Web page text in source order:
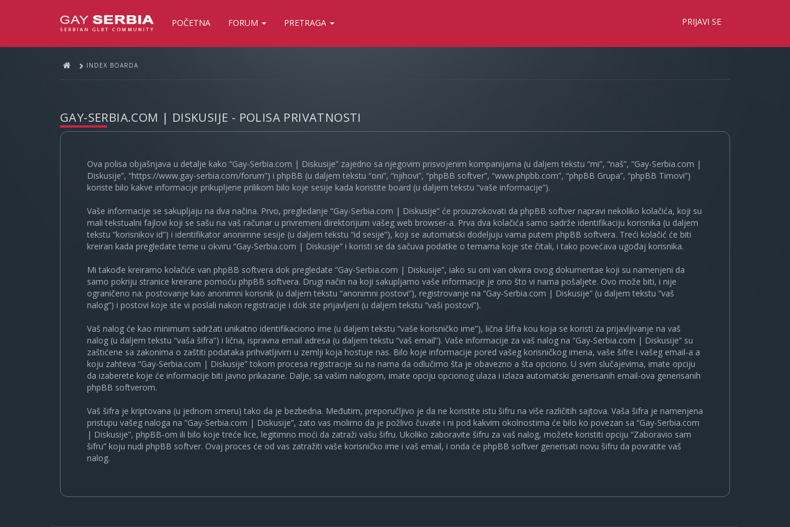
POČETNA FORUM PRETRAGA PRIJAVI SE
INDEX BOARDA
GAY-SERBIA.COM | DISKUSIJE - POLISA PRIVATNOSTI
Ova polisa objašnjava u detalje kako “Gay-Serbia.com | Diskusije” zajedno sa njegovim prisvojenim kompanijama (u daljem tekstu “mi”, “naš”, “Gay-Serbia.com |
Diskusije”, “https://www.gay-serbia.com/forum”) i phpBB (u daljem tekstu “oni”, “njihovi”, “phpBB softver”, “www.phpbb.com”, “phpBB Grupa”, “phpBB Timovi”)
koriste bilo kakve informacije prikupljene prilikom bilo koje sesije kada koristite board (u daljem tekstu “vaše informacije”).
Vaše informacije se sakupljaju na dva načina. Prvo, pregledanje “Gay-Serbia.com | Diskusije” će prouzrokovati da phpBB softver napravi nekoliko kolačića, koji su
mali tekstualni fajlovi koji se sašu na vaš računar u privremeni direktorijum vašeg web browser-a. Prva dva kolačića samo sadrže identifikaciju korisnika (u daljem
tekstu “korisnikov id”) i identifikator anonimne sesije (u daljem tekstu “id sesije”), koji se automatski dodeljuju vama putem phpBB softvera. Treći kolačić će biti
kreiran kada pregledate teme u okviru “Gay-Serbia.com | Diskusije” i koristi se da sačuva podatke o temama koje ste čitali, i tako povećava ugođaj korisnika.
Mi takođe kreiramo kolačiće van phpBB softvera dok pregledate “Gay-Serbia.com | Diskusije”, iako su oni van okvira ovog dokumentae koji su namenjeni da
samo pokriju stranice kreirane pomoću phpBB softvera. Drugi način na koji sakupljamo vaše informacije je ono što vi nama pošaljete. Ovo može biti, i nije
ograničeno na: postovanje kao anonimni korisnik (u daljem tekstu “anonimni postovi”), registrovanje na “Gay-Serbia.com | Diskusije” (u daljem tekstu “vaš
nalog”) i postovi koje ste vi poslali nakon registracije i dok ste prijavljeni (u daljem tekstu “vaši postovi”).
Vaš nalog će kao minimum sadržati unikatno identifikaciono ime (u daljem tekstu “vaše korisničko ime”), lična šifra kou koja se koristi za prijavljivanje na vaš
nalog (u daljem tekstu “vaša šifra”) i lična, ispravna email adresa (u daljem tekstu “vaš email”). Vaše informacije za vaš nalog na “Gay-Serbia.com | Diskusije” su
zaštićene sa zakonima o zaštiti podataka prihvatljivim u zemlji koja hostuje nas. Bilo koje informacije pored vašeg korisničkog imena, vaše šifre i vašeg email-a a
koju zahteva “Gay-Serbia.com | Diskusije” tokom procesa registracije su na nama da odlučimo šta je obavezno a šta opciono. U svim slučajevima, imate opciju
da izaberete koje će informacije biti javno prikazane. Dalje, sa vašim nalogom, imate opciju opcionog ulaza i izlaza automatski generisanih email-ova generisanih
phpBB softverom.
Vaš šifra je kriptovana (u jednom smeru) tako da je bezbedna. Međutim, preporučljivo je da ne koristite istu šifru na više različitih sajtova. Vaša šifra je namenjena
pristupu vašeg naloga na “Gay-Serbia.com | Diskusije”, zato vas molimo da je požlivo čuvate i ni pod kakvim okolnostima će bilo ko povezan sa “Gay-Serbia.com
| Diskusije”, phpBB-om ili bilo koje treće lice, legitimno moći da zatraži vašu šifru. Ukoliko zaboravite šifru za vaš nalog, možete koristiti opciju “Zaboravio sam
šifru” koju nudi phpBB softver. Ovaj proces će od vas zatražiti vaše korisničko ime i vaš email, i onda će phpBB softver generisati novu šifru da povratite vaš
nalog.